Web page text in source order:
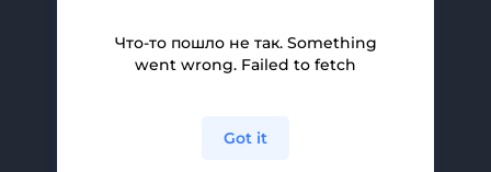
Партнерская Программа
Условия И Положения
Что-то пошло не так. Something
went wrong. Failed to fetch
Got it